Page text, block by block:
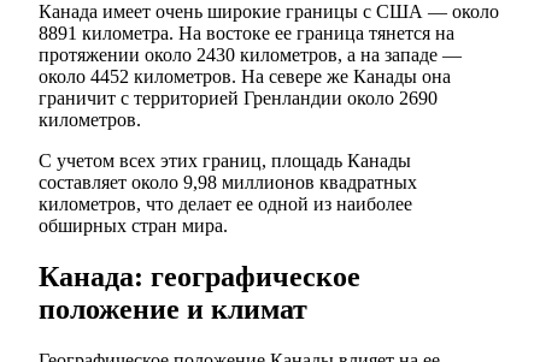
Канада имеет очень широкие границы с США — около
8891 километра. На востоке ее граница тянется на
протяжении около 2430 километров, а на западе —
около 4452 километров. На севере же Канады она
граничит с территорией Гренландии около 2690
километров.
С учетом всех этих границ, площадь Канады
составляет около 9,98 миллионов квадратных
километров, что делает ее одной из наиболее
обширных стран мира.
Канада: географическое
положение и климат